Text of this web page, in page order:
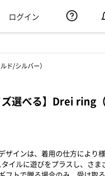
ログイン
ド/シルバー）
ズ選べる】Drei ring
ザインは、着用の仕方により
イルに遊びをプラスし、さま